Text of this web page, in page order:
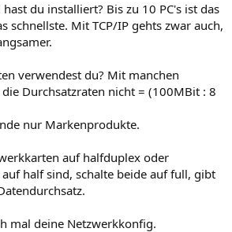
du installiert? Bis zu 10 PC's ist das
schnellste. Mit TCP/IP gehts zwar auch,
verwendest du? Mit manchen
Durchsatzraten nicht = (100MBit : 8
nur Markenprodukte.
auf halfduplex oder
half sind, schalte beide auf full, gibt
mal deine Netzwerkkonfig.